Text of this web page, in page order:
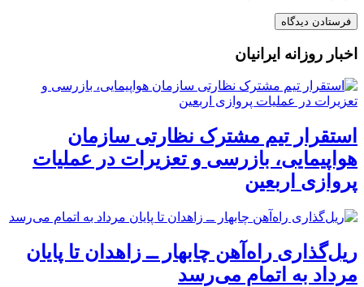
اخبار روزانه ایرانیان
استقرار تیم مشترک نظارتی سازمان
هواپیمایی، بازرسی و تعزیرات در عملیات
پروازی اربعین
ریل‌گذاری راه‌آهن چابهار ــ زاهدان تا پایان
مرداد به اتمام می‌رسد